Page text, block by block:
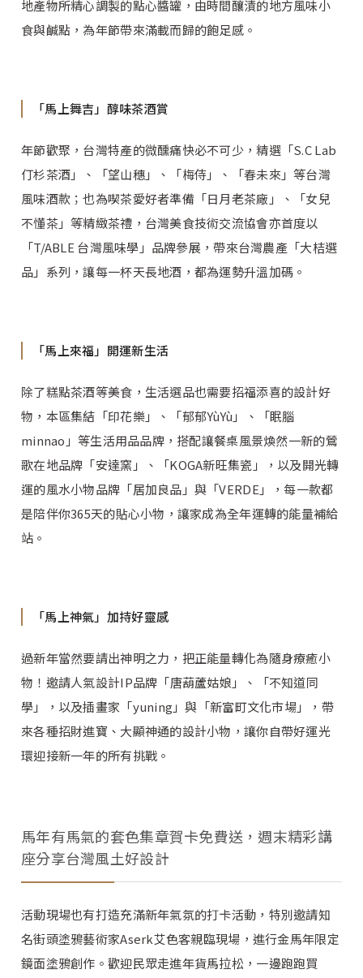
地產物所精心調製的點心醬罐，由時間釀漬的地方風味小
食與鹹點，為年節帶來滿載而歸的飽足感。
「馬上舞吉」醇味茶酒賞
年節歡聚，台灣特產的微醺痛快必不可少，精選「S.C Lab
仃杉茶酒」、「望山穗」、「梅侍」、「春未來」等台灣
風味酒款；也為喫茶愛好者準備「日月老茶廠」、「女兒
不懂茶」等精緻茶禮，台灣美食技術交流協會亦首度以
「T/ABLE 台灣風味學」品牌參展，帶來台灣農產「大桔選
品」系列，讓每一杯天長地酒，都為運勢升溫加碼。
「馬上來福」開運新生活
除了糕點茶酒等美食，生活選品也需要招福添喜的設計好
物，本區集結「印花樂」、「郁郁YùYù」、「眠腦
minnao」等生活用品品牌，搭配讓餐桌風景煥然一新的鶯
歌在地品牌「安達窯」、「KOGA新旺集瓷」，以及開光轉
運的風水小物品牌「居加良品」與「VERDE」，每一款都
是陪伴你365天的貼心小物，讓家成為全年運轉的能量補給
站。
「馬上神氣」加持好靈感
過新年當然要請出神明之力，把正能量轉化為隨身療癒小
物！邀請人氣設計IP品牌「唐葫蘆姑娘」、「不知道同
學」，以及插畫家「yuning」與「新富町文化市場」，帶
來各種招財進寶、大顯神通的設計小物，讓你自帶好運光
環迎接新一年的所有挑戰。
馬年有馬氣的套色集章賀卡免費送，週末精彩講
座分享台灣風土好設計
活動現場也有打造充滿新年氣氛的打卡活動，特別邀請知
名街頭塗鴉藝術家Aserk艾色客親臨現場，進行金馬年限定
鏡面塗鴉創作。歡迎民眾走進年貨馬拉松，一邊跑跑買